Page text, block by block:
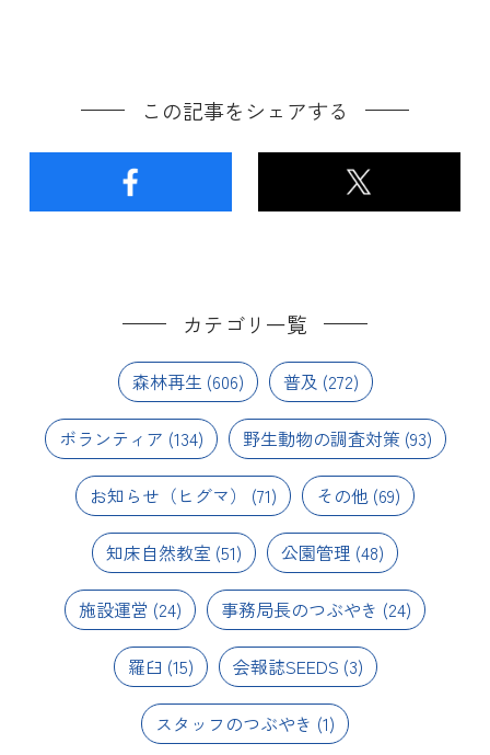
この記事をシェアする
カテゴリ一覧
森林再生 (606) 普及 (272)
ボランティア (134) 野生動物の調査対策 (93)
お知らせ（ヒグマ） (71) その他 (69)
知床自然教室 (51) 公園管理 (48)
施設運営 (24) 事務局長のつぶやき (24)
羅臼 (15) 会報誌SEEDS (3)
スタッフのつぶやき (1)